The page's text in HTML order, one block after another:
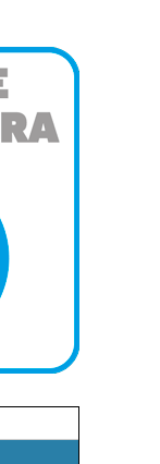
eta beren
dira. Ikusi gure
egin
moduari
lehentasunak
ken dezakezu
eta